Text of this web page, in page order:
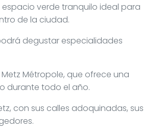
espacio verde tranquilo ideal para
de la ciudad.
degustar especialidades
Métropole, que ofrece una
durante todo el año.
con sus calles adoquinadas, sus